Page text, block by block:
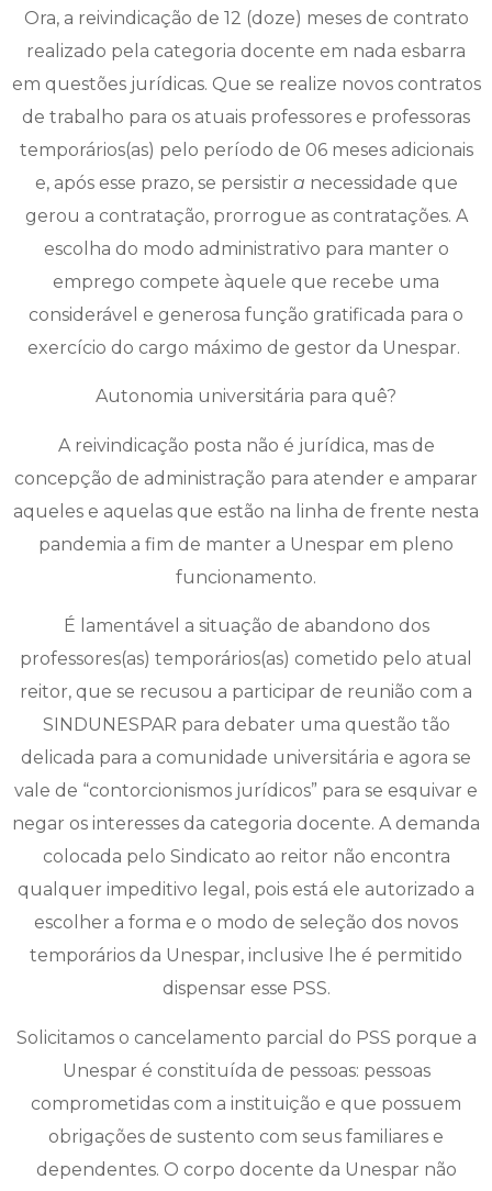
Ora, a reivindicação de 12 (doze) meses de contrato
realizado pela categoria docente em nada esbarra
em questões jurídicas. Que se realize novos contratos
de trabalho para os atuais professores e professoras
temporários(as) pelo período de 06 meses adicionais
e, após esse prazo, se persistir a necessidade que
gerou a contratação, prorrogue as contratações. A
escolha do modo administrativo para manter o
emprego compete àquele que recebe uma
considerável e generosa função gratificada para o
exercício do cargo máximo de gestor da Unespar.
Autonomia universitária para quê?
A reivindicação posta não é jurídica, mas de
concepção de administração para atender e amparar
aqueles e aquelas que estão na linha de frente nesta
pandemia a fim de manter a Unespar em pleno
funcionamento.
É lamentável a situação de abandono dos
professores(as) temporários(as) cometido pelo atual
reitor, que se recusou a participar de reunião com a
SINDUNESPAR para debater uma questão tão
delicada para a comunidade universitária e agora se
vale de “contorcionismos jurídicos” para se esquivar e
negar os interesses da categoria docente. A demanda
colocada pelo Sindicato ao reitor não encontra
qualquer impeditivo legal, pois está ele autorizado a
escolher a forma e o modo de seleção dos novos
temporários da Unespar, inclusive lhe é permitido
dispensar esse PSS.
Solicitamos o cancelamento parcial do PSS porque a
Unespar é constituída de pessoas: pessoas
comprometidas com a instituição e que possuem
obrigações de sustento com seus familiares e
dependentes. O corpo docente da Unespar não